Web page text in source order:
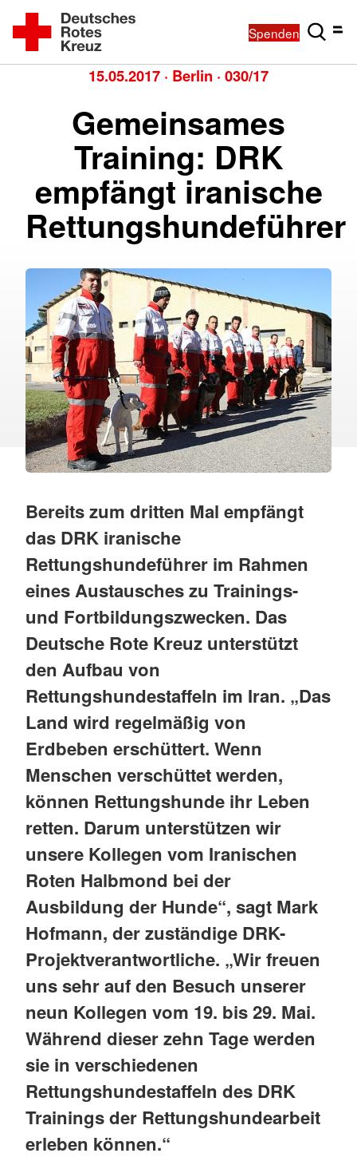
Spenden
15.05.2017 · Berlin · 030/17
Gemeinsames
Training: DRK
empfängt iranische
Rettungshundeführer
Bereits zum dritten Mal empfängt
das DRK iranische
Rettungshundeführer im Rahmen
eines Austausches zu Trainings-
und Fortbildungszwecken. Das
Deutsche Rote Kreuz unterstützt
den Aufbau von
Rettungshundestaffeln im Iran. „Das
Land wird regelmäßig von
Erdbeben erschüttert. Wenn
Menschen verschüttet werden,
können Rettungshunde ihr Leben
retten. Darum unterstützen wir
unsere Kollegen vom Iranischen
Roten Halbmond bei der
Ausbildung der Hunde“, sagt Mark
Hofmann, der zuständige DRK-
Projektverantwortliche. „Wir freuen
uns sehr auf den Besuch unserer
neun Kollegen vom 19. bis 29. Mai.
Während dieser zehn Tage werden
sie in verschiedenen
Rettungshundestaffeln des DRK
Trainings der Rettungshundearbeit
erleben können.“